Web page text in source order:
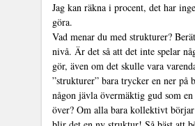
Jag kan räkna i procent, det har
göra.
Vad menar du med strukturer?
nivå. Är det så att det inte spelar
gör, även om det skulle vara
”strukturer” bara trycker en ner på
någon jävla övermäktig gud som
över? Om alla bara kollektivt